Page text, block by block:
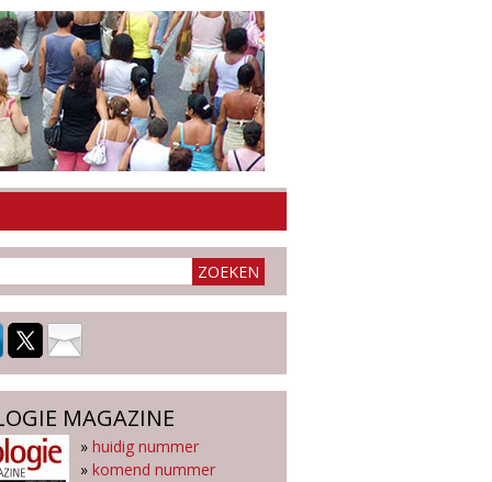
MAGAZINE
» huidig nummer
» komend nummer